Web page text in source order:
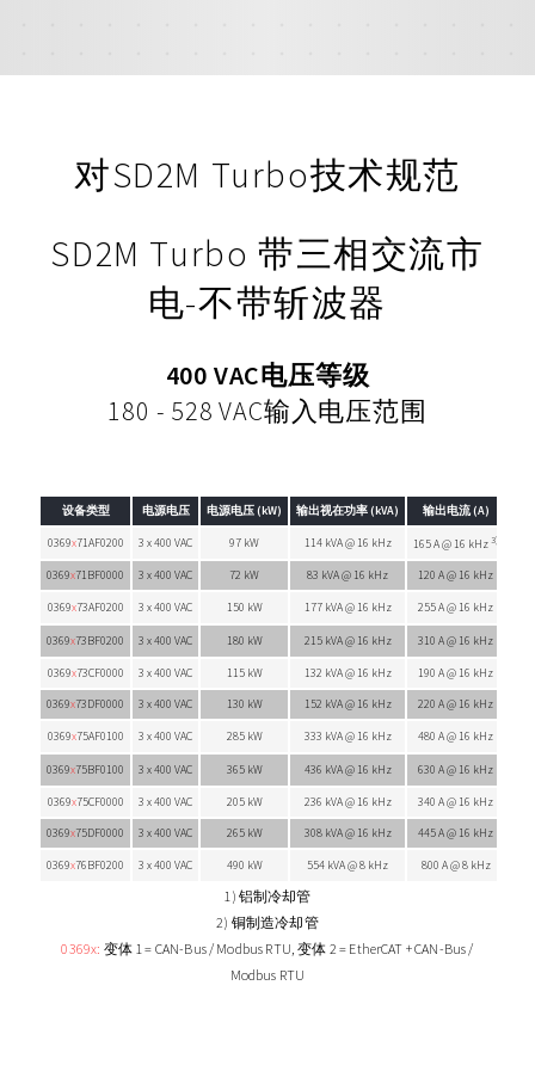
对SD2M Turbo技术规范
SD2M Turbo 带三相交流市
电-不带斩波器
400 VAC电压等级
180 - 528 VAC输入电压范围
设备类型 电源电压 电源电压 (kW) 输出视在功率 (kVA) 输出电流 (A)
0369x71AF0200 3 x 400 VAC 97 kW 114 kVA @ 16 kHz 165 A @ 16 kHz 3)
0369x71BF0000 3 x 400 VAC 72 kW 83 kVA @ 16 kHz 120 A @ 16 kHz
0369x73AF0200 3 x 400 VAC 150 kW 177 kVA @ 16 kHz 255 A @ 16 kHz
0369x73BF0200 3 x 400 VAC 180 kW 215 kVA @ 16 kHz 310 A @ 16 kHz
0369x73CF0000 3 x 400 VAC 115 kW 132 kVA @ 16 kHz
190 A @ 16 kHz
0369x73DF0000 3 x 400 VAC 130 kW 152 kVA @ 16 kHz 220 A @ 16 kHz
0369x75AF0100 3 x 400 VAC 285 kW 333 kVA @ 16 kHz 480 A @ 16 kHz
0369x75BF0100 3 x 400 VAC 365 kW 436 kVA @ 16 kHz 630 A @ 16 kHz
0369x75CF0000 3 x 400 VAC 205 kW 236 kVA @ 16 kHz
340 A @ 16 kHz
0369x75DF0000 3 x 400 VAC 265 kW 308 kVA @ 16 kHz 445 A @ 16 kHz
0369x76BF0200 3 x 400 VAC 490 kW 554 kVA @ 8 kHz 800 A @ 8 kHz
1) 铝制冷却管
2) 铜制造冷却管
0369x: 变体 1 = CAN-Bus / Modbus RTU, 变体 2 = EtherCAT + CAN-Bus /
Modbus RTU